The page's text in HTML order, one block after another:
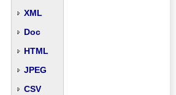
XML
Doc
HTML
JPEG
CSV